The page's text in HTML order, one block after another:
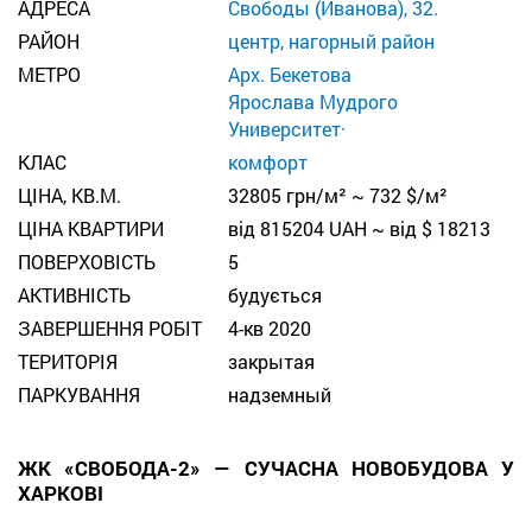
АДРЕСА
Свободы (Иванова), 32.
РАЙОН
центр, нагорный район
МЕТРО
Арх. Бекетова
Ярослава Мудрого
Университет·
КЛАС
комфорт
ЦІНА, КВ.М.
32805 грн/м² ~ 732 $/м²
ЦІНА КВАРТИРИ
від 815204 UAH ~ від $ 18213
ПОВЕРХОВІСТЬ
5
АКТИВНІСТЬ
будується
ЗАВЕРШЕННЯ РОБІТ
4-кв 2020
TЕРИТОРІЯ
закрытая
ПАРКУВАННЯ
надземный
ЖК «СВОБОДА-2» — СУЧАСНА НОВОБУДОВА У
ХАРКОВІ